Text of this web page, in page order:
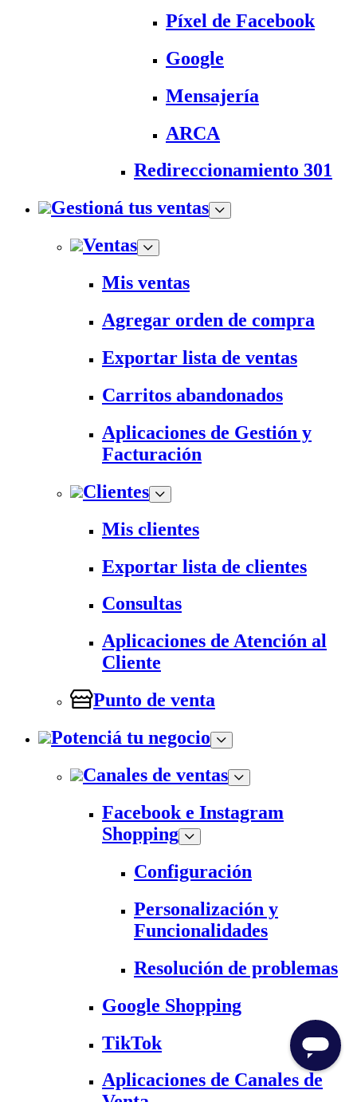
Píxel de Facebook
Google
Mensajería
ARCA
Redireccionamiento 301
Gestioná tus ventas
Ventas
Mis ventas
Agregar orden de compra
Exportar lista de ventas
Carritos abandonados
Aplicaciones de Gestión y
Facturación
Clientes
Mis clientes
Exportar lista de clientes
Consultas
Aplicaciones de Atención al
Cliente
Punto de venta
Potenciá tu negocio
Canales de ventas
Facebook e Instagram
Shopping
Configuración
Personalización y
Funcionalidades
Resolución de problemas
Google Shopping
TikTok
Aplicaciones de Canales de